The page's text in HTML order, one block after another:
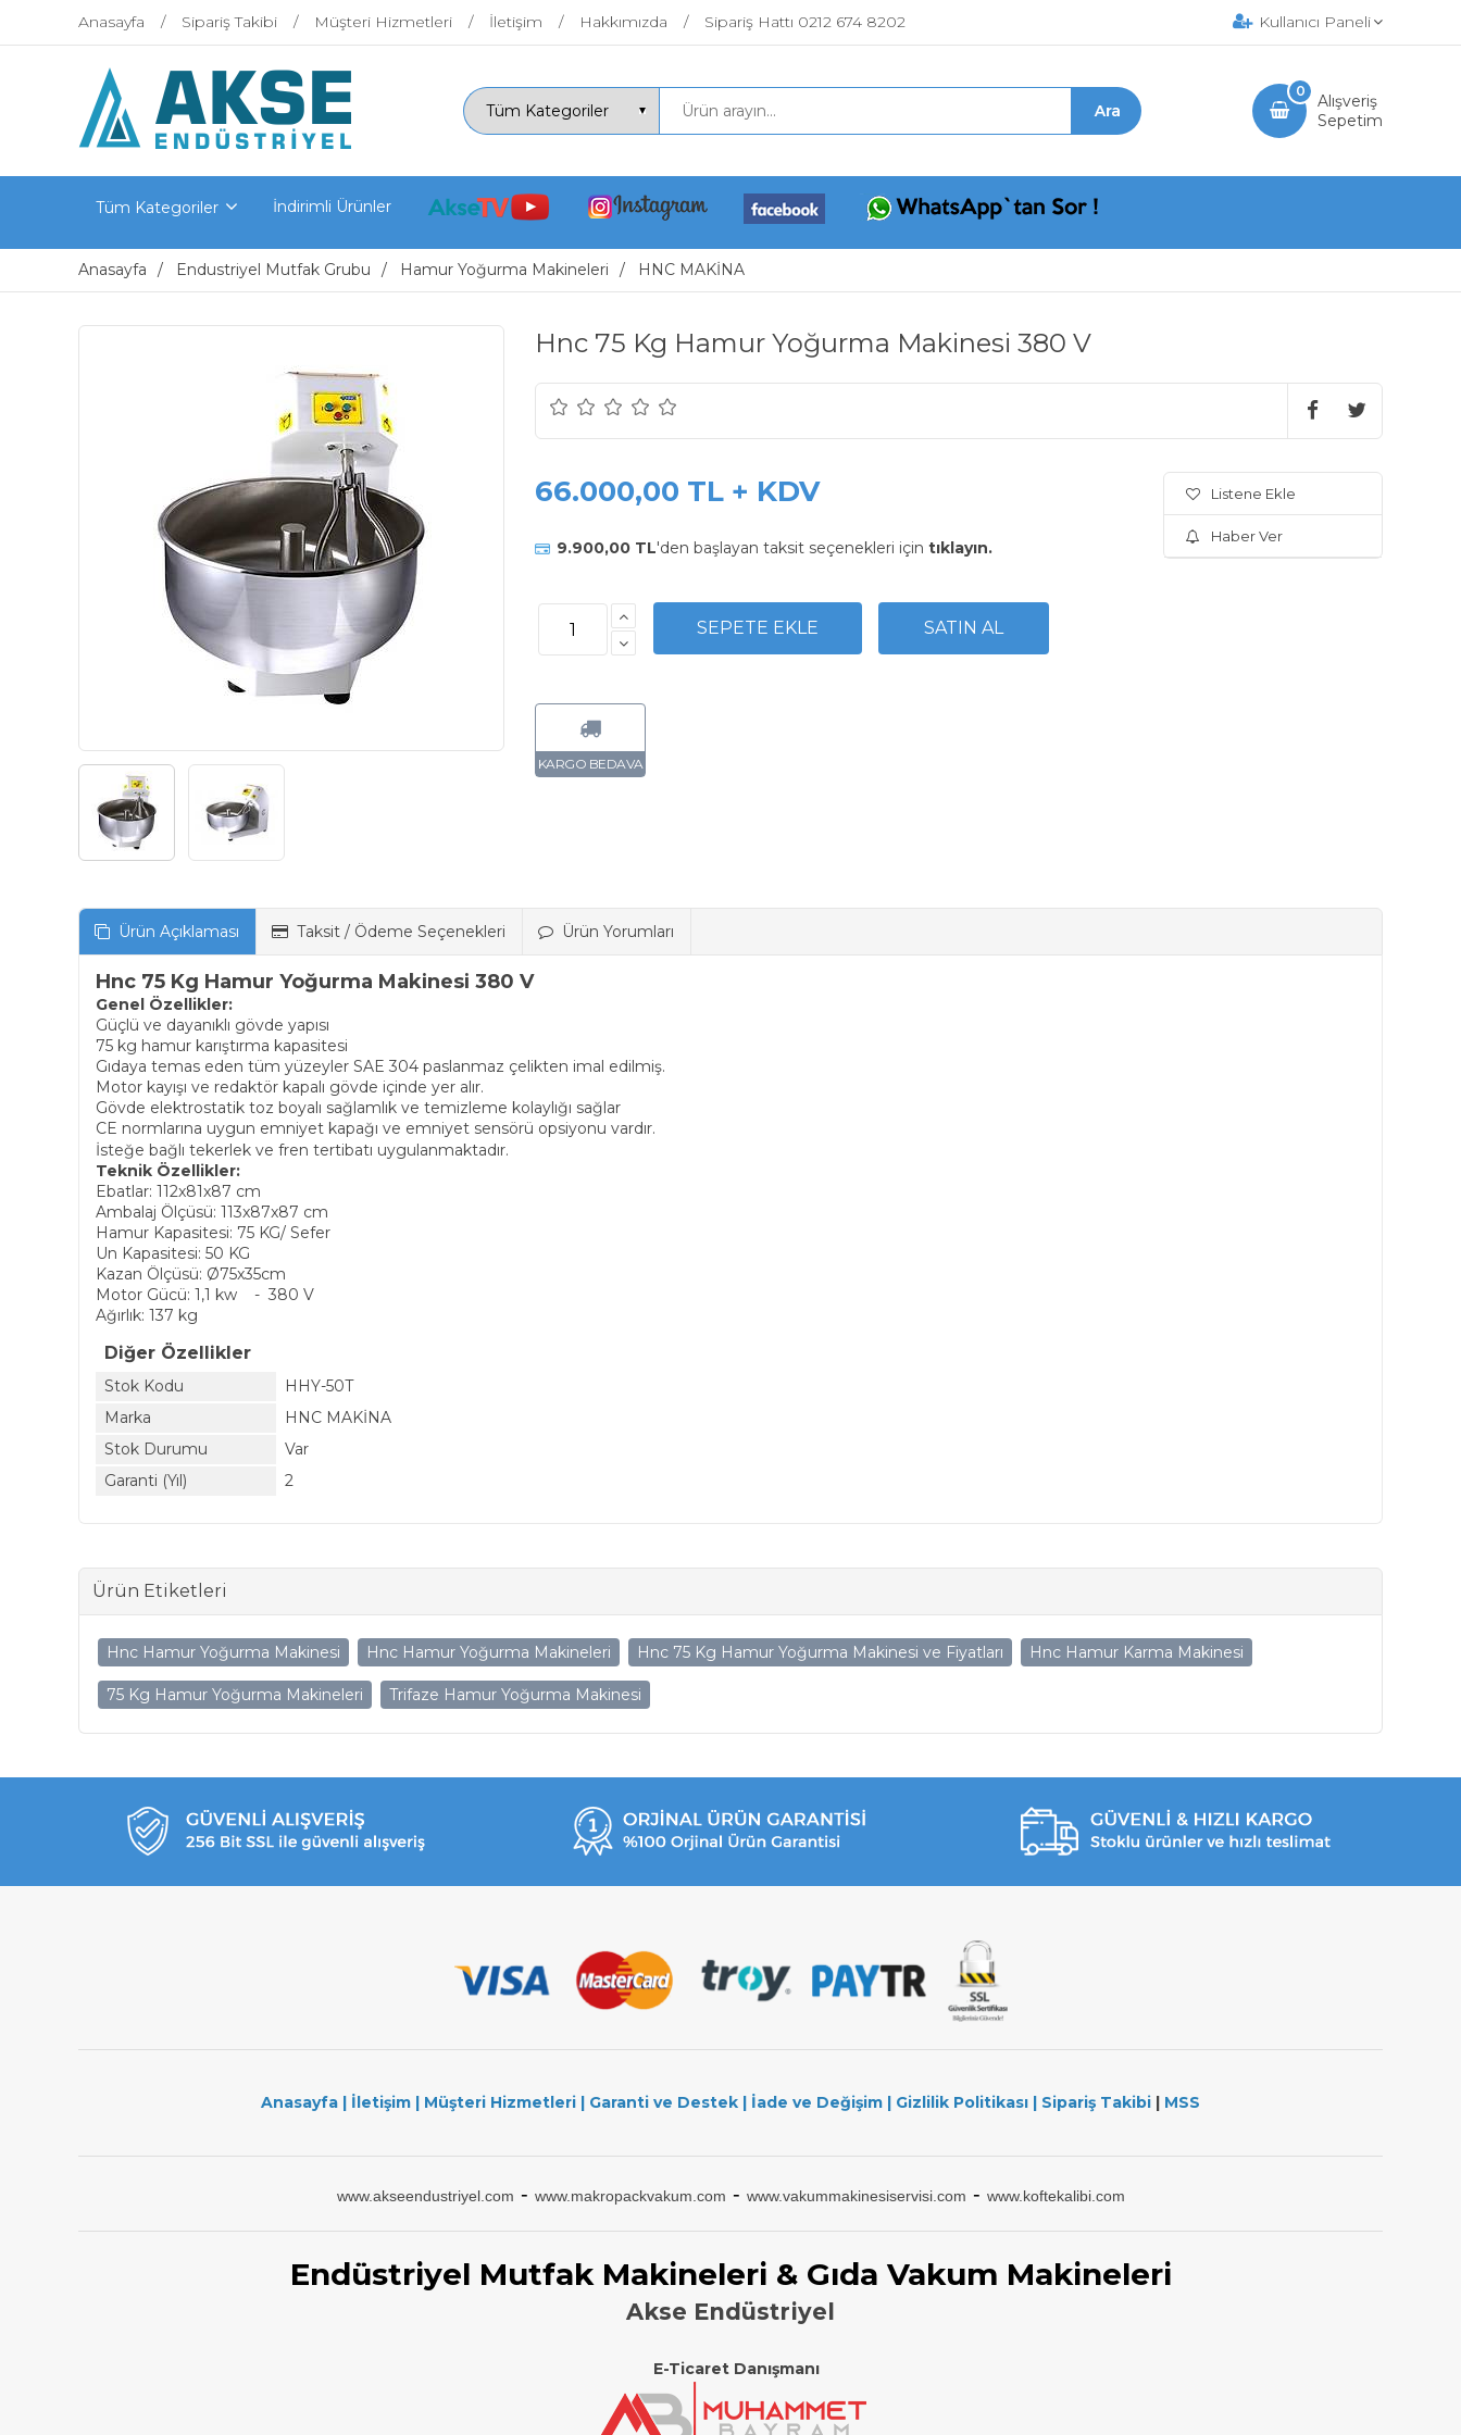
Anasayfa Sipariş Takibi Müşteri Hizmetleri İletişim Hakkımızda Sipariş Hattı 0212 674 8202 Kullanıcı Paneli
Alışveriş
Sepetim
0
Tüm Kategoriler İndirimli Ürünler
Anasayfa Endustriyel Mutfak Grubu Hamur Yoğurma Makineleri HNC MAKİNA
Hnc 75 Kg Hamur Yoğurma Makinesi 380 V
66.000,00 TL + KDV
9.900,00 TL'den başlayan taksit seçenekleri için tıklayın.
Listene Ekle
Haber Ver
Ürün Açıklaması Taksit / Ödeme Seçenekleri Ürün Yorumları
Hnc 75 Kg Hamur Yoğurma Makinesi 380 V
Genel Özellikler:
Güçlü ve dayanıklı gövde yapısı
75 kg hamur karıştırma kapasitesi
Gıdaya temas eden tüm yüzeyler SAE 304 paslanmaz çelikten imal edilmiş.
Motor kayışı ve redaktör kapalı gövde içinde yer alır.
Gövde elektrostatik toz boyalı sağlamlık ve temizleme kolaylığı sağlar
CE normlarına uygun emniyet kapağı ve emniyet sensörü opsiyonu vardır.
İsteğe bağlı tekerlek ve fren tertibatı uygulanmaktadır.
Teknik Özellikler:
Ebatlar: 112x81x87 cm
Ambalaj Ölçüsü: 113x87x87 cm
Hamur Kapasitesi: 75 KG/ Sefer
Un Kapasitesi: 50 KG
Kazan Ölçüsü: Ø75x35cm
Motor Gücü: 1,1 kw - 380 V
Ağırlık: 137 kg
Diğer Özellikler
Stok Kodu
HHY-50T
Marka
HNC MAKİNA
Stok Durumu
Var
Garanti (Yıl)
2
Ürün Etiketleri
Hnc Hamur Yoğurma Makinesi Hnc Hamur Yoğurma Makineleri Hnc 75 Kg Hamur Yoğurma Makinesi ve Fiyatları Hnc Hamur Karma Makinesi
75 Kg Hamur Yoğurma Makineleri Trifaze Hamur Yoğurma Makinesi
Anasayfa | İletişim | Müşteri Hizmetleri | Garanti ve Destek | İade ve Değişim | Gizlilik Politikası | Sipariş Takibi | MSS
www.akseendustriyel.com - www.makropackvakum.com - www.vakummakinesiservisi.com - www.koftekalibi.com
Endüstriyel Mutfak Makineleri & Gıda Vakum Makineleri
Akse Endüstriyel
E-Ticaret Danışmanı